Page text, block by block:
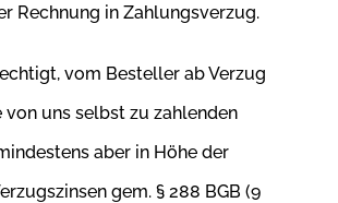
Rechnung in Zahlungsverzug.
vom Besteller ab Verzug
von uns selbst zu zahlenden
aber in Höhe der
gem. § 288 BGB (9